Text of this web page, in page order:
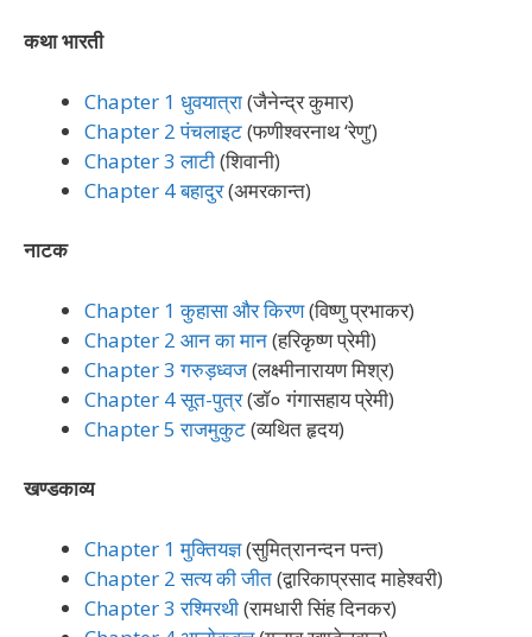
कथा भारती
Chapter 1 धुवयात्रा(जैनेन्द्र कुमार)
Chapter 2 पंचलाइट(फणीश्वरनाथ ‘रेणु’)
Chapter 3 लाटी(शिवानी)
Chapter 4 बहादुर(अमरकान्त)
नाटक
Chapter 1 कुहासा और किरण(विष्णु प्रभाकर)
Chapter 2 आन का मान(हरिकृष्ण प्रेमी)
Chapter 3 गरुड़ध्वज(लक्ष्मीनारायण मिश्र)
Chapter 4 सूत-पुत्र(डॉ० गंगासहाय प्रेमी)
Chapter 5 राजमुकुट(व्यथित हृदय)
खण्डकाव्य
Chapter 1 मुक्तियज्ञ(सुमित्रानन्दन पन्त)
Chapter 2 सत्य की जीत(द्वारिकाप्रसाद माहेश्वरी)
Chapter 3 रश्मिरथी(रामधारी सिंह दिनकर)